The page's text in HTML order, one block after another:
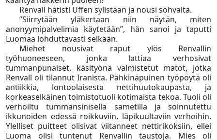
Renvall hätisti Uffen sylistään ja nousi sohvalta.
”Siirrytään yläkertaan niin näytän, miten
anonyymipalvelimia käytetään”, hän sanoi ja taputti
Luomaa lohduttavasti selkään.
Miehet nousivat raput ylös Renvallin
työhuoneeseen, jonka lattiaa verhosivat
tummanpunaiset, käsityönä valmistetut matot, jotka
Renvall oli tilannut Iranista. Pähkinäpuinen työpöytä oli
antiikkia, lontoolaisesta nettihuutokaupasta, ja
korkeaselkäinen toimistotuoli kotimaista tekoa. Tuoli oli
verhoiltu tummansinisellä sametilla ja soinnutettu
ikkunoiden edessä roikkuviin, läpikuultaviin verhoihin.
Ylelliset puitteet olisivat viitanneet nettirikoksiin, ellei
Luoma olisi tuntenut Renvallin taustoja. Mies oli